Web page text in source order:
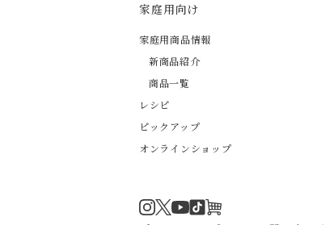
家庭用向け
家庭用商品情報
新商品紹介
商品一覧
レシピ
ピックアップ
オンラインショップ
Instagram
Twitter
YouTube
TikTok